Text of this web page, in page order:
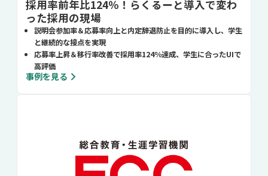
採用率前年比124％！らくるーと導入で変わ
った採用の現場
説明会参加率＆応募率向上と内定辞退防止を目的に導入し、学生
と継続的な接点を実現
応募率上昇＆移行率改善で採用率124％達成、学生に合ったUIで
高評価
事例を見る